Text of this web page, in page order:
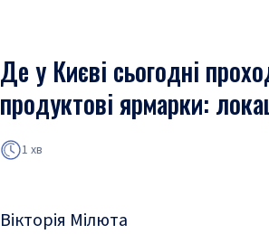
Де у Києві сьогодні
продуктові ярмарки:
1 хв
Вікторія Мілюта